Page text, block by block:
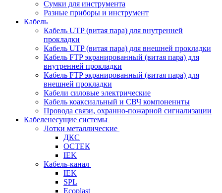
Сумки для инструмента
Разные приборы и инструмент
Кабель
Кабель UTP (витая пара) для внутренней
прокладки
Кабель UTP (витая пара) для внешней прокладки
Кабель FTP экранированный (витая пара) для
внутренней прокладки
Кабель FTP экранированный (витая пара) для
внешней прокладки
Кабели силовые электрические
Кабель коаксиальный и СВЧ компоненнты
Провода связи, охранно-пожарной сигнализации
Кабеленесущие системы
Лотки металлические
ДКС
ОСТЕК
IEK
Кабель-канал
IEK
SPL
Ecoplast